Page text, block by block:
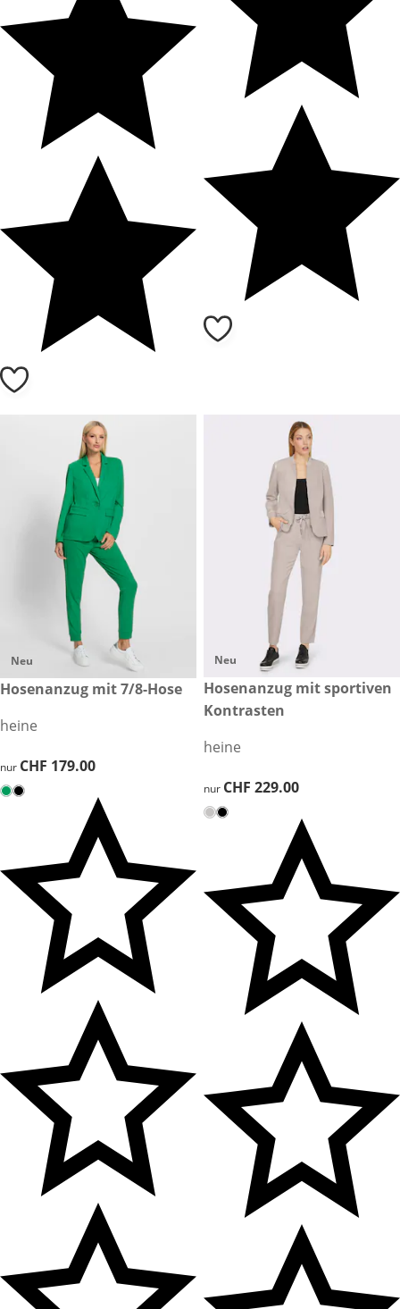
Neu
CHF 179.00
Hosenanzug mit 7/8-Hose
heine
CHF 179.00
nur CHF 179.00
Neu
CHF 229.00
Hosenanzug mit sportiven
Kontrasten
heine
CHF 229.00
nur CHF 229.00